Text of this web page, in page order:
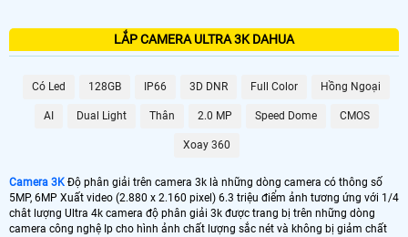
LẮP CAMERA ULTRA 3K DAHUA
Có Led 128GB IP66 3D DNR Full Color Hồng Ngoại
AI Dual Light Thân 2.0 MP Speed Dome CMOS
Xoay 360
Camera 3K Độ phân giải trên camera 3k là những dòng camera có thông số
5MP, 6MP Xuất video (2.880 x 2.160 pixel) 6.3 triệu điểm ảnh tương ứng với 1/4
chât lượng Ultra 4k camera độ phân giải 3k được trang bị trên những dòng
camera công nghệ Ip cho hình ảnh chất lượng sắc nét và không bị giảm chất